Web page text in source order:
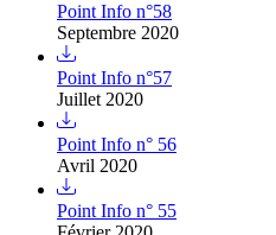
Point Info n°58
Septembre 2020
Point Info n°57
Juillet 2020
Point Info n° 56
Avril 2020
Point Info n° 55